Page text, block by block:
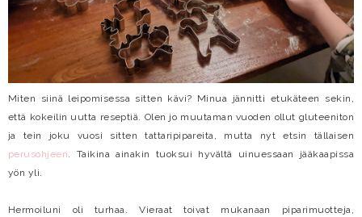
Miten siinä leipomisessa sitten kävi? Minua jännitti etukäteen sekin,
että kokeilin uutta reseptiä. Olen jo muutaman vuoden ollut gluteeniton
ja tein joku vuosi sitten tattaripipareita, mutta nyt etsin tällaisen
perusohjeen. Taikina ainakin tuoksui hyvältä uinuessaan jääkaapissa
yön yli.
Hermoiluni oli turhaa. Vieraat toivat mukanaan piparimuotteja,